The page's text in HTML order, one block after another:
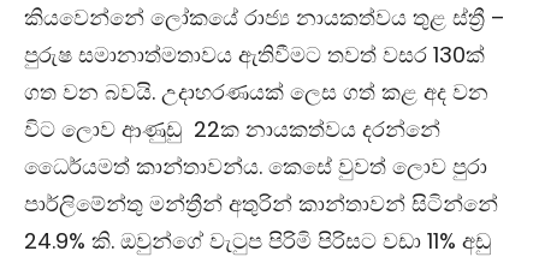
කියවෙන්නේ ලෝකයේ රාජ්‍ය නායකත්වය තුළ ස්ත්‍රී –
පුරුෂ සමානාත්මතාවය ඇතිවීමට තවත් වසර 130ක්
ගත වන බවයි. උදාහරණයක් ලෙස ගත් කළ අද වන
විට ලොව ආණුඩු 22ක නායකත්වය දරන්නේ
ධෛර්යමත් කාන්තාවන්ය. කෙසේ වුවත් ලොව පුරා
පාර්ලිමේන්තු මන්ත්‍රීන් අතුරින් කාන්තාවන් සිටින්නේ
24.9% කි. ඔවුන්ගේ වැටුප පිරිමි පිරිසට වඩා 11% අඩු